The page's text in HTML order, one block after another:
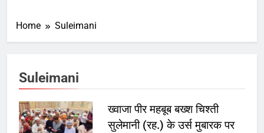
Home Suleimani
Suleimani
ख्वाजा पीर महबूब बख्श चिश्ती
सुलेमानी (रह.) के उर्स मुबारक पर